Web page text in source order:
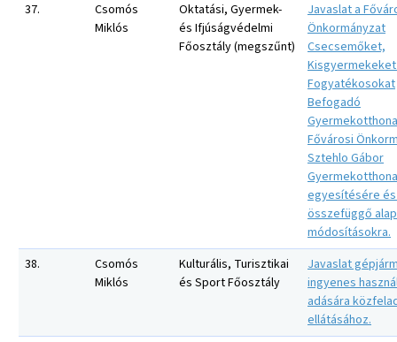
37.
Csomós
Miklós
Oktatási, Gyermek-
és Ifjúságvédelmi
Főosztály (megszűnt)
Javaslat a
Önkormányzat
Csecsemőket,
Fogyatékosokat
Befogadó
Fővárosi
Sztehlo Gábor
Gyermekotthona
egyesítésére
összefüggő
módosításokra.
38.
Csomós
Miklós
Kulturális, Turisztikai
és Sport Főosztály
Javaslat
ingyenes
adására
ellátásához.